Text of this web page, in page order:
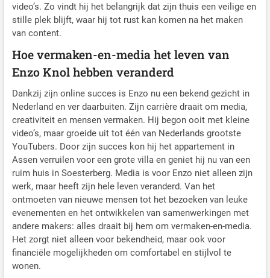
video’s. Zo vindt hij het belangrijk dat zijn thuis een veilige en
stille plek blijft, waar hij tot rust kan komen na het maken
van content.
Hoe vermaken-en-media het leven van
Enzo Knol hebben veranderd
Dankzij zijn online succes is Enzo nu een bekend gezicht in
Nederland en ver daarbuiten. Zijn carrière draait om media,
creativiteit en mensen vermaken. Hij begon ooit met kleine
video’s, maar groeide uit tot één van Nederlands grootste
YouTubers. Door zijn succes kon hij het appartement in
Assen verruilen voor een grote villa en geniet hij nu van een
ruim huis in Soesterberg. Media is voor Enzo niet alleen zijn
werk, maar heeft zijn hele leven veranderd. Van het
ontmoeten van nieuwe mensen tot het bezoeken van leuke
evenementen en het ontwikkelen van samenwerkingen met
andere makers: alles draait bij hem om vermaken-en-media.
Het zorgt niet alleen voor bekendheid, maar ook voor
financiële mogelijkheden om comfortabel en stijlvol te
wonen.